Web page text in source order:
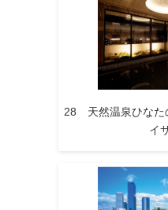
28 天然温泉ひなた
イ